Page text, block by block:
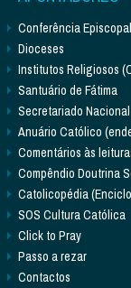
Conferência Episcopal
Dioceses
Institutos Religiosos
Santuário de Fátima
Secretariado
Anuário Católico
Comentários às
Compêndio Doutrina
Catolicopédia
SOS Cultura Católica
Click to Pray
Passo a rezar
Contactos